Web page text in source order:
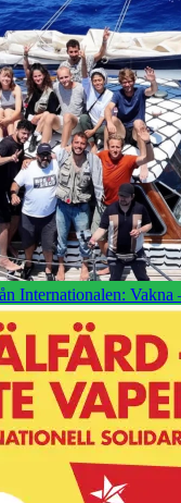
Internationalen: Vakna